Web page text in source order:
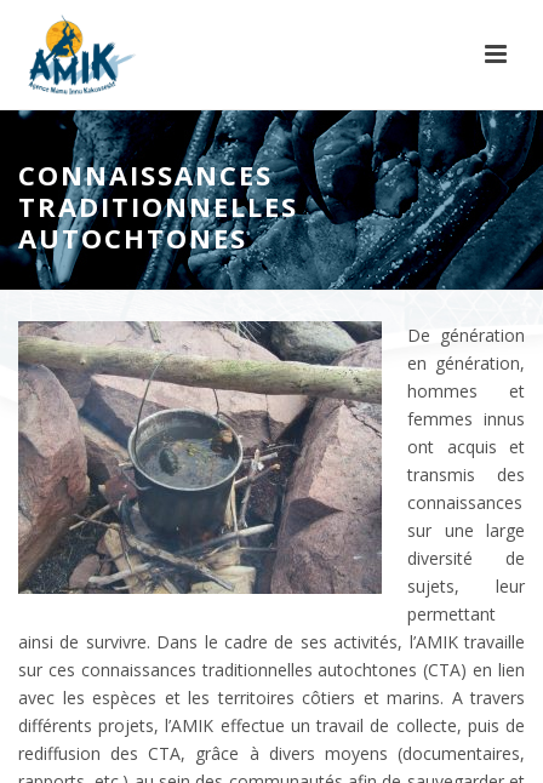
CONNAISSANCES
TRADITIONNELLES
AUTOCHTONES
De génération
en génération,
hommes et
femmes innus
ont acquis et
transmis des
connaissances
sur une large
diversité de
sujets, leur
permettant
ainsi de survivre. Dans le cadre de ses activités, l’AMIK travaille
sur ces connaissances traditionnelles autochtones (CTA) en lien
avec les espèces et les territoires côtiers et marins. A travers
différents projets, l’AMIK effectue un travail de collecte, puis de
rediffusion des CTA, grâce à divers moyens (documentaires,